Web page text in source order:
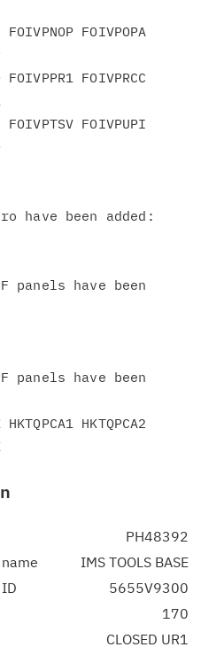
FOIVPOPA
FOIVPRCC
FOIVPTSV FOIVPUPI
have been added:
panels have been
panels have been
HKTQPCA1 HKTQPCA2
HKTQPCA3 HKTQPGLX
PH48392
IMS TOOLS BASE
5655V9300
170
CLOSED UR1